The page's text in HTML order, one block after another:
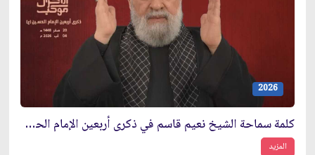
2026
كلمة سماحة الشيخ نعيم قاسم في ذكرى أربعين الإمام الحسين (عليه السلام)
المزيد